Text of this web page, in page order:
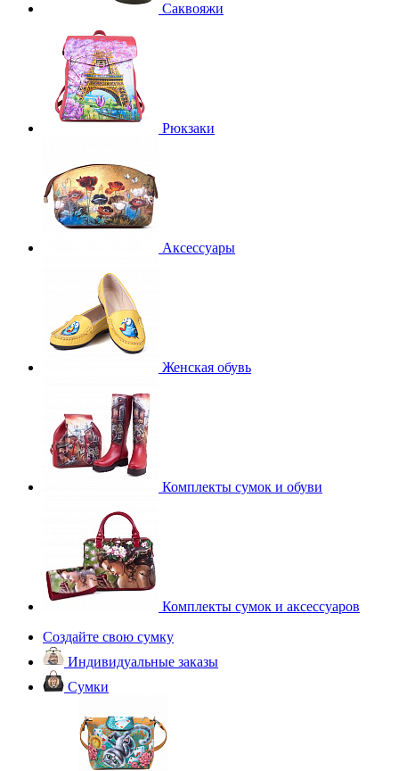
Саквояжи
Рюкзаки
Аксессуары
Женская обувь
Комплекты сумок и обуви
Комплекты сумок и аксессуаров
Создайте свою сумку
Индивидуальные заказы
Сумки